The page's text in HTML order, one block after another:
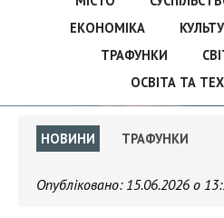
ЕКОНОМІКА
ТРАФУНКИ
ОСВІТА ТА
НОВИНИ ТРАФУНКИ
Опубліковано: 15.06.2026 о